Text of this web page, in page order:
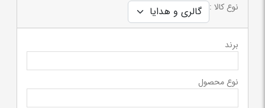
نوع کالا :
برند
نوع محصول